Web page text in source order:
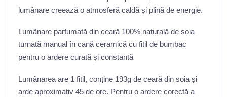
lumânare creează o atmosferă caldă și plină de energie.
Lumânare parfumată din ceară 100% naturală de soia
turnată manual în cană ceramică cu fitil de bumbac
pentru o ardere curată și constantă
Lumânarea are 1 fitil, conține 193g de ceară din soia și
arde aproximativ 45 de ore. Pentru o ardere corectă a